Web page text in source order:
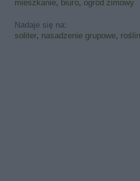
mieszkanie, biuro, ogród zimowy
Nadaje się na:
soliter, nasadzenie grupowe,